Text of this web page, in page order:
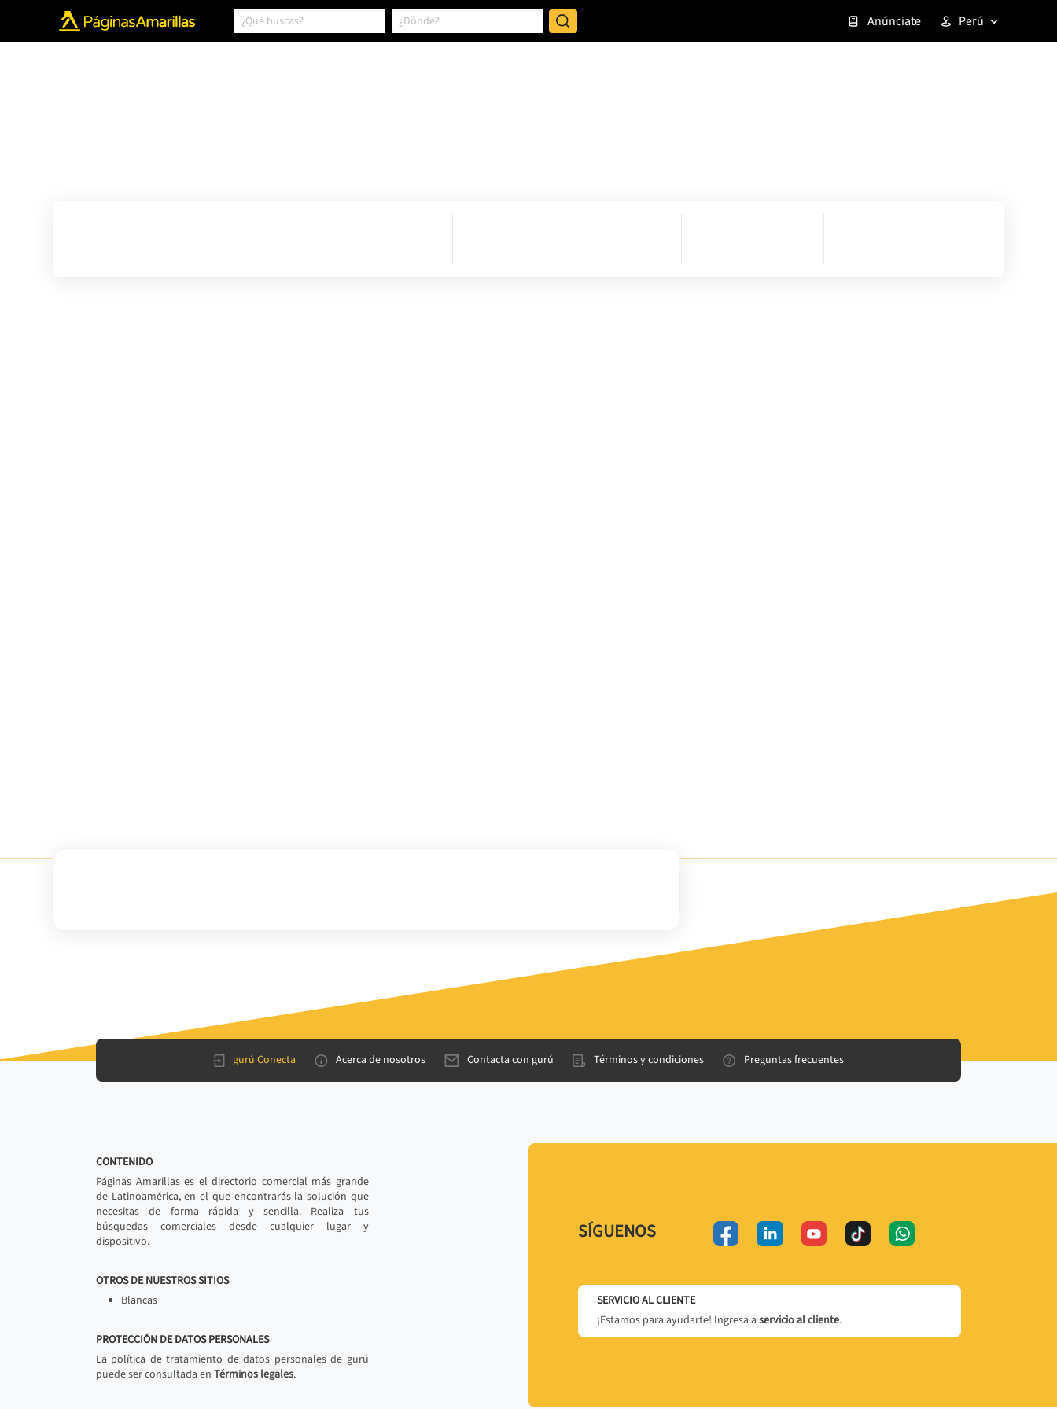
Anúnciate Perú
gurú Conecta Acerca de nosotros Contacta con gurú Términos y condiciones Preguntas frecuentes
CONTENIDO
Páginas Amarillas es el directorio comercial más grande
de Latinoamérica, en el que encontrarás la solución que
necesitas de forma rápida y sencilla. Realiza tus
búsquedas comerciales desde cualquier lugar y
dispositivo.
OTROS DE NUESTROS SITIOS
Blancas
PROTECCIÓN DE DATOS PERSONALES
La política de tratamiento de datos personales de gurú
puede ser consultada en Términos legales.
SÍGUENOS
SERVICIO AL CLIENTE
¡Estamos para ayudarte! Ingresa a servicio al cliente.